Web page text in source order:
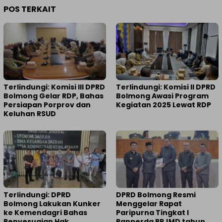
POS TERKAIT
Terlindungi: Komisi III DPRD
Bolmong Gelar RDP, Bahas
Persiapan Porprov dan
Keluhan RSUD
Terlindungi: Komisi II DPRD
Bolmong Awasi Program
Kegiatan 2025 Lewat RDP
Terlindungi: DPRD
Bolmong Lakukan Kunker
ke Kemendagri Bahas
DPRD Bolmong Resmi
Menggelar Rapat
Paripurna Tingkat I